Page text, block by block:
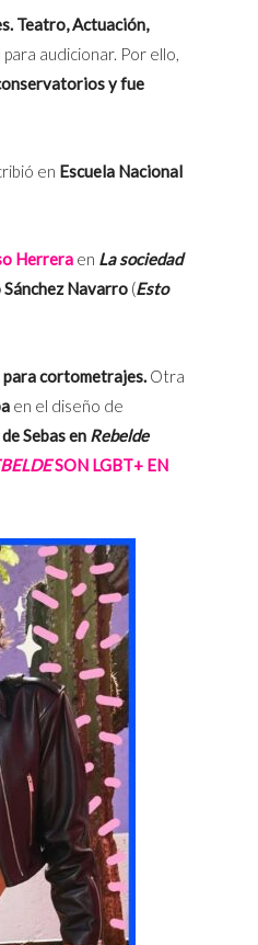
Teatro, Actuación,
audicionar. Por ello,
y fue
en Escuela Nacional
Herrera en La sociedad
Navarro (Esto
cortometrajes. Otra
en el diseño de
de Sebas en Rebelde
SON LGBT+ EN